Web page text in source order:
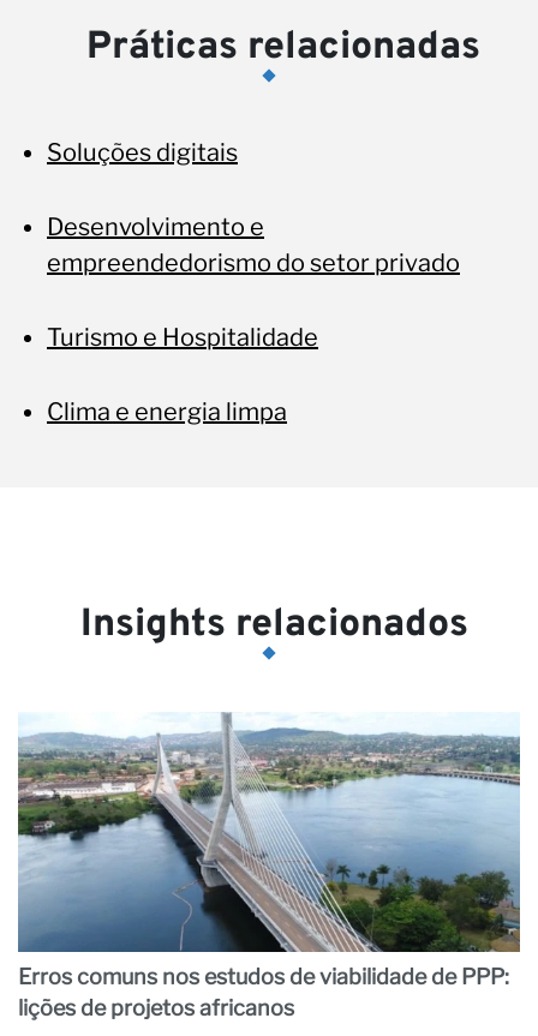
Práticas relacionadas
Soluções digitais
Desenvolvimento e
empreendedorismo do setor privado
Turismo e Hospitalidade
Clima e energia limpa
Insights relacionados
Erros comuns nos estudos de viabilidade de PPP:
lições de projetos africanos